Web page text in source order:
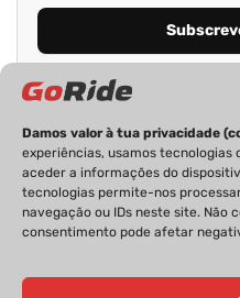
Damos valor à tua privacidade
experiências, usamos
aceder a informações do
tecnologias permite-nos
navegação ou IDs neste site. Não
consentimento pode afetar
PRIVACIDADE FICHA